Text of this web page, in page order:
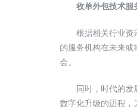
收单外包技术服
根据相关行业资讯
的服务机构在未来
会。
同时，时代的发展
数字化升级的进程，